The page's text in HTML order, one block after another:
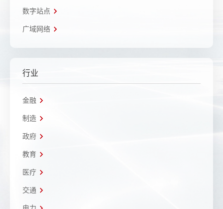
数字站点
广域网络
行业
金融
制造
政府
教育
医疗
交通